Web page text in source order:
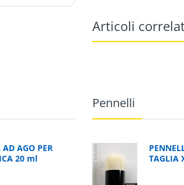
Articoli
AGO PER
20 ml
Pennelli
TAGLIA